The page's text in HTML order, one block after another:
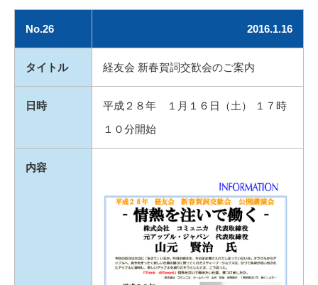
No.26 2016.1.16
タイトル 経友会 新春賀詞交歓会のご案内
日時
平成２８年 １月１６日（土） １７時
１０分開始
内容